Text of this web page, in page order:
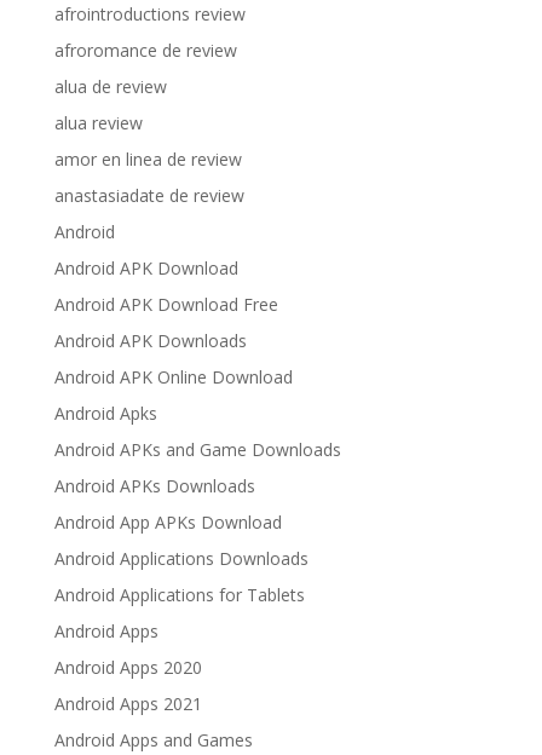
afrointroductions review
afroromance de review
alua de review
alua review
amor en linea de review
anastasiadate de review
Android
Android APK Download
Android APK Download Free
Android APK Downloads
Android APK Online Download
Android Apks
Android APKs and Game Downloads
Android APKs Downloads
Android App APKs Download
Android Applications Downloads
Android Applications for Tablets
Android Apps
Android Apps 2020
Android Apps 2021
Android Apps and Games